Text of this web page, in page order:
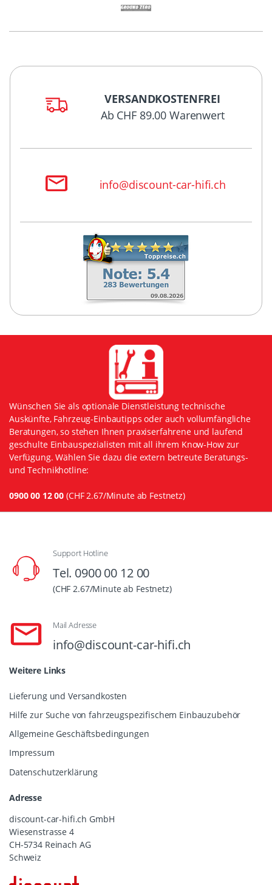
VERSANDKOSTENFREI
Ab CHF 89.00 Warenwert
info@discount-car-hifi.ch
Wünschen Sie als optionale Dienstleistung technische
Auskünfte, Fahrzeug-Einbautipps oder auch vollumfängliche
Beratungen, so stehen Ihnen praxiserfahrene und laufend
geschulte Einbauspezialisten mit all ihrem Know-How zur
Verfügung. Wählen Sie dazu die extern betreute Beratungs-
und Technikhotline:
0900 00 12 00 (CHF 2.67/Minute ab Festnetz)
Support Hotline
Tel. 0900 00 12 00
(CHF 2.67/Minute ab Festnetz)
Mail Adresse
info@discount-car-hifi.ch
Weitere Links
Lieferung und Versandkosten
Hilfe zur Suche von fahrzeugspezifischem Einbauzubehör
Allgemeine Geschäftsbedingungen
Impressum
Datenschutzerklärung
Adresse
discount-car-hifi.ch GmbH
Wiesenstrasse 4
CH-5734 Reinach AG
Schweiz